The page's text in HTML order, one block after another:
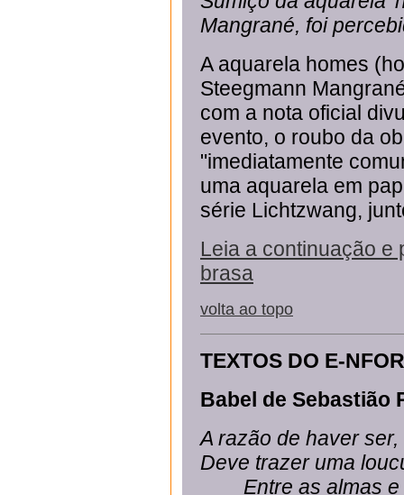
Mangrané, foi
A aquarela homes
Steegmann
com a nota oficial
evento, o roubo da
"imediatamente
uma aquarela em
série Lichtzwang,
Leia a continuação e
brasa
volta ao topo
TEXTOS DO E-
Babel de Sebastião
A razão de haver
Deve trazer uma
Entre as almas e